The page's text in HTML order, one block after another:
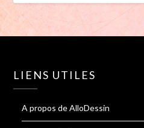
LIENS UTILES
A propos de AlloDessin